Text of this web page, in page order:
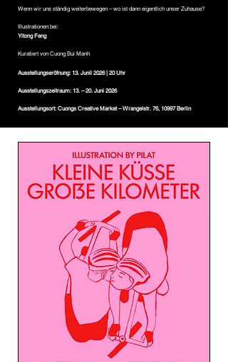
Wenn wir uns ständig weiterbewegen – wo ist dann eigentlich unser Zuhause?
Illustrationen bei:
Yitong Feng
Kuratiert von Cuong Bui Manh
Ausstellungseröfnung: 13. Junil 2026 | 20 Uhr
Ausstellungszeitraum: 13. – 20. Juni 2026
Ausstellungsort: Cuongs Creative Market – Wrangelstr. 76, 10997 Berlin